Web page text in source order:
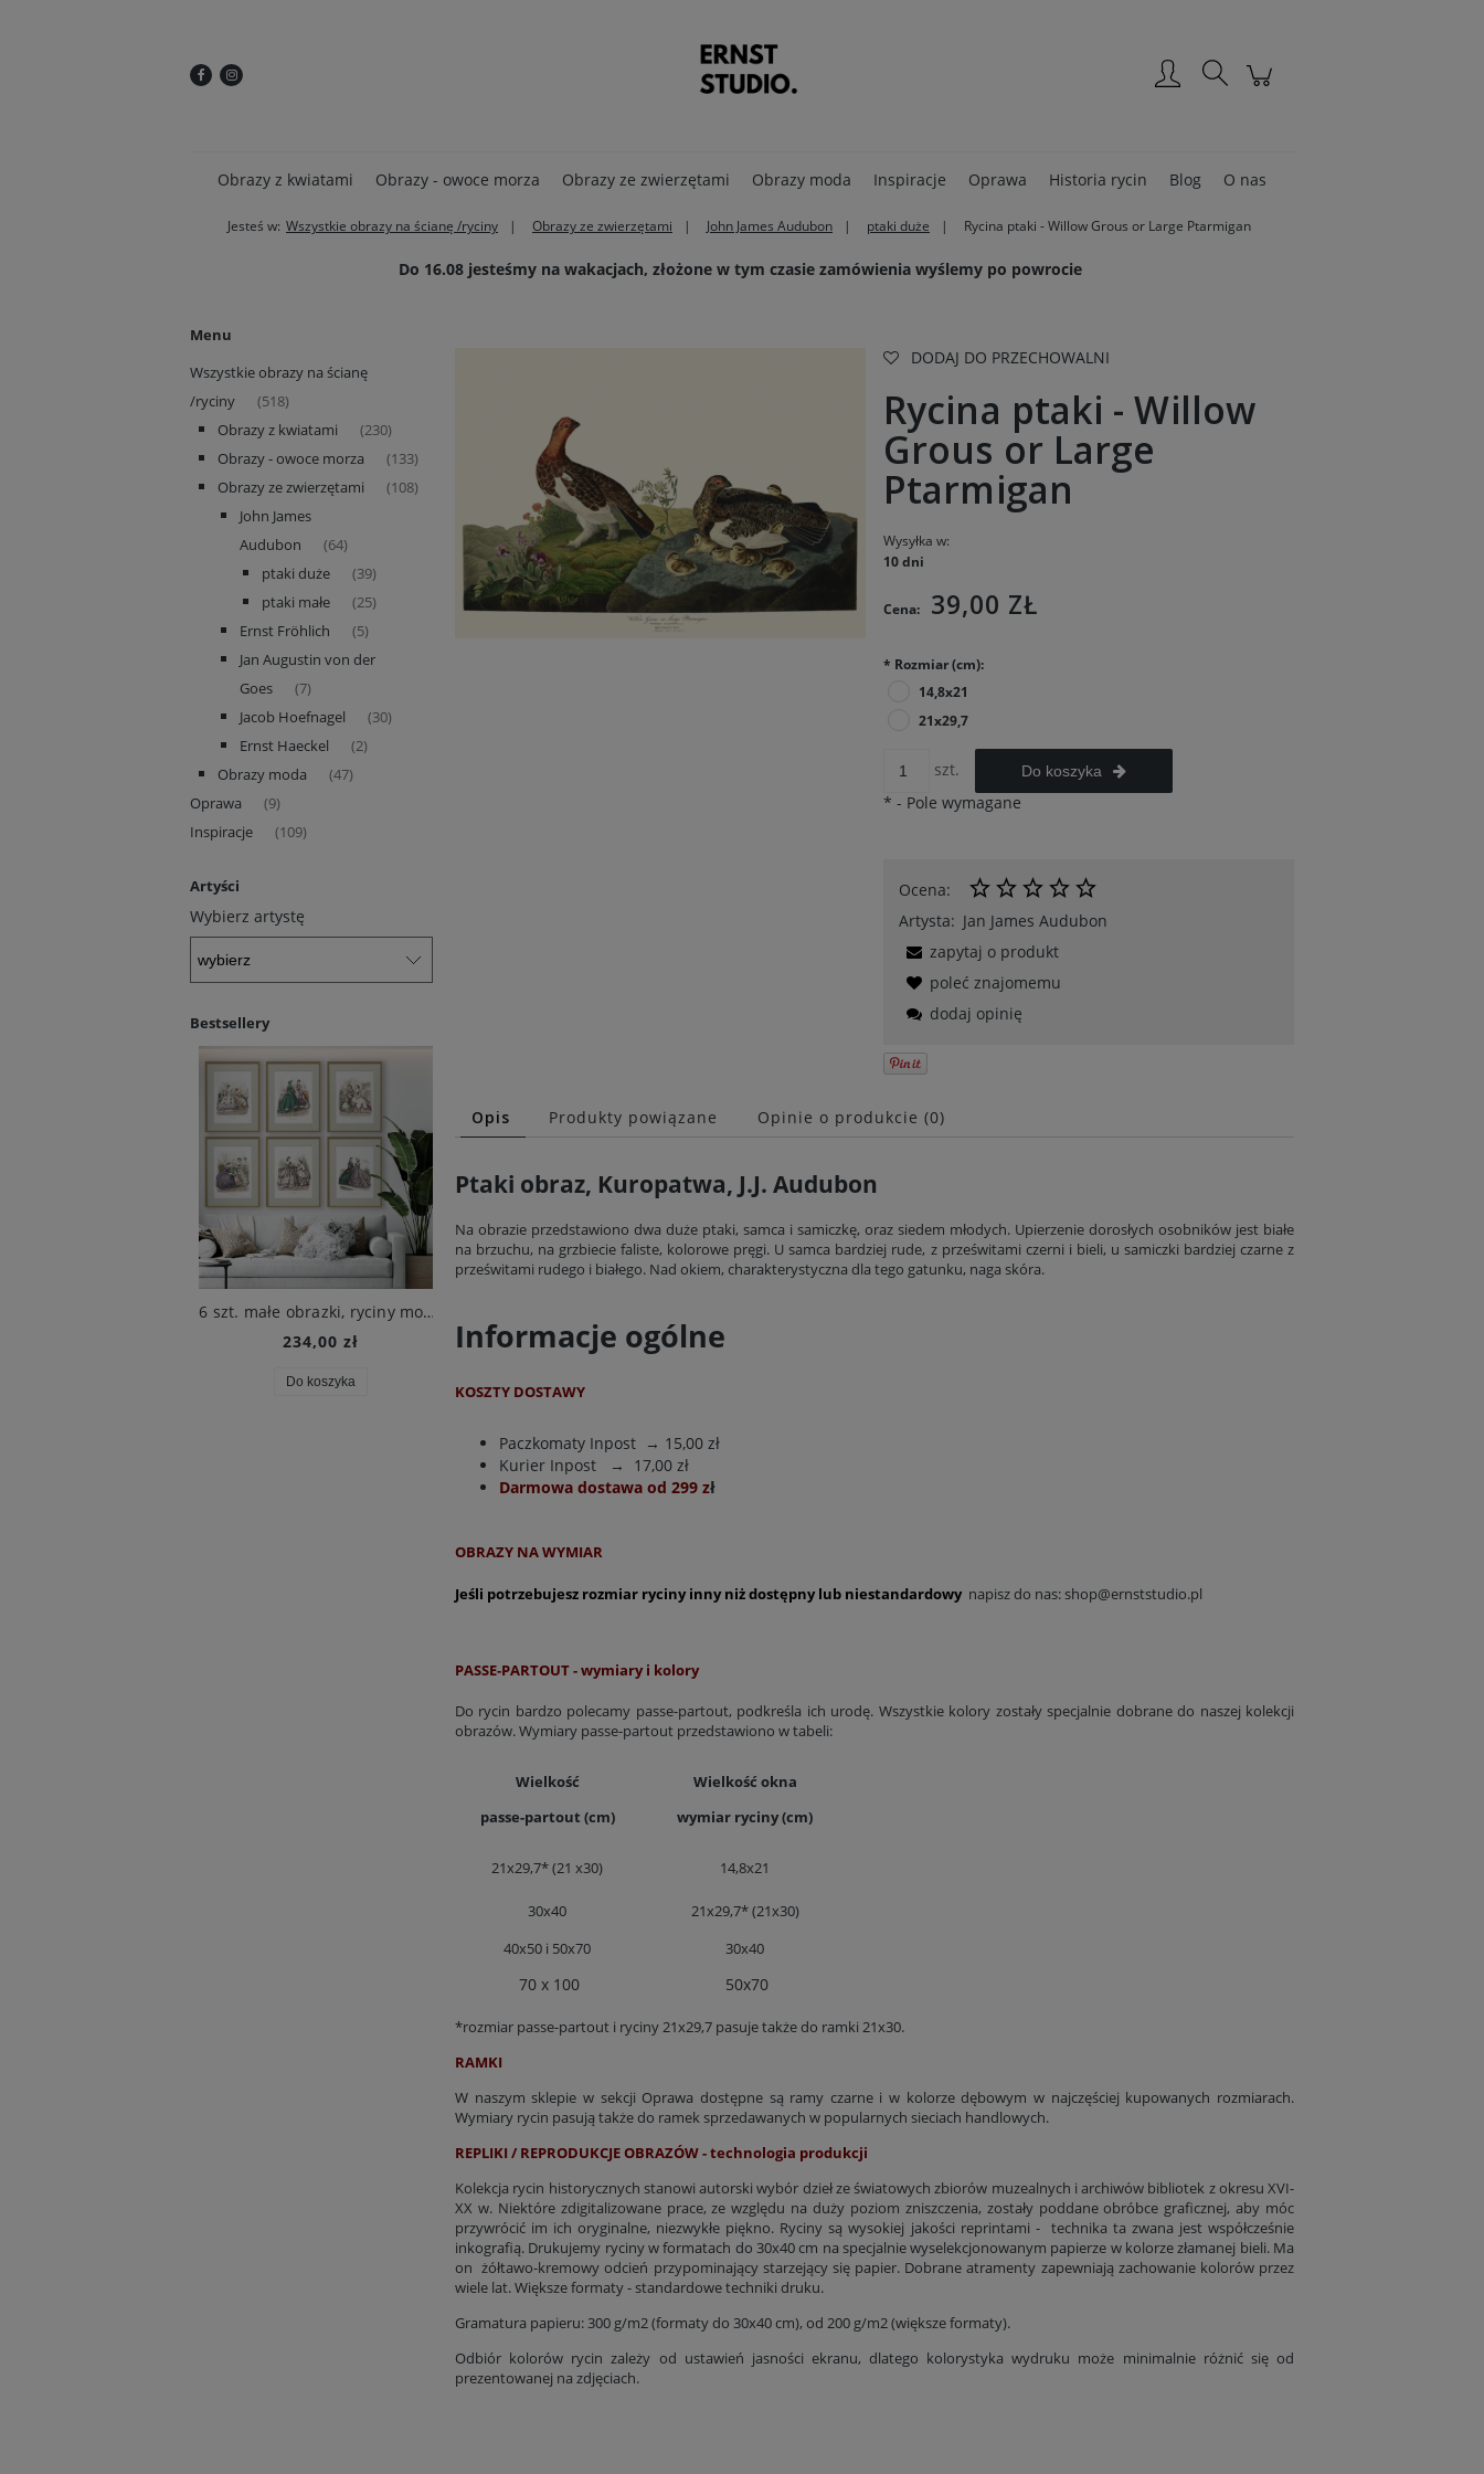
Obrazy z kwiatami Obrazy - owoce morza Obrazy ze zwierzętami Obrazy moda Inspiracje Oprawa Historia rycin Blog O nas
Jesteś w: Wszystkie obrazy na ścianę /ryciny Obrazy ze zwierzętami John James Audubon ptaki duże Rycina ptaki - Willow Grous or Large Ptarmigan
Do 16.08 jesteśmy na wakacjach, złożone w tym czasie zamówienia wyślemy po powrocie
Menu
Wszystkie obrazy na ścianę
/ryciny
(518)
Obrazy z kwiatami (230)
Obrazy - owoce morza (133)
Obrazy ze zwierzętami (108)
John James
Audubon
(64)
ptaki duże (39)
ptaki małe (25)
Ernst Fröhlich (5)
Jan Augustin von der
Goes
(7)
Jacob Hoefnagel (30)
Ernst Haeckel (2)
Obrazy moda (47)
Oprawa (9)
Inspiracje (109)
Artyści
Wybierz artystę
Bestsellery
6 szt. małe obrazki, ryciny modowe, XIX w., Beilage zur Victoria
234,00 zł
Do koszyka
296,40 zł
DODAJ DO PRZECHOWALNI
Rycina ptaki - Willow
Grous or Large
Ptarmigan
Wysyłka w:
10 dni
Cena: 39,00 ZŁ
* Rozmiar (cm):
14,8x21
21x29,7
szt. Do koszyka
* - Pole wymagane
Ocena:
Artysta: Jan James Audubon
zapytaj o produkt
poleć znajomemu
dodaj opinię
Opis Produkty powiązane Opinie o produkcie (0)
Ptaki obraz, Kuropatwa, J.J. Audubon
Na obrazie przedstawiono dwa duże ptaki, samca i samiczkę, oraz siedem młodych. Upierzenie dorosłych osobników jest białe
na brzuchu, na grzbiecie faliste, kolorowe pręgi. U samca bardziej rude, z prześwitami czerni i bieli, u samiczki bardziej czarne z
prześwitami rudego i białego. Nad okiem, charakterystyczna dla tego gatunku, naga skóra.
Informacje ogólne
KOSZTY DOSTAWY
Paczkomaty Inpost → 15,00 zł
Kurier Inpost → 17,00 zł
Darmowa dostawa od 299 zł
OBRAZY NA WYMIAR
Jeśli potrzebujesz rozmiar ryciny inny niż dostępny lub niestandardowy napisz do nas:shop@ernststudio.pl
PASSE-PARTOUT - wymiary i kolory
Do rycin bardzo polecamy passe-partout, podkreśla ich urodę. Wszystkie kolory zostały specjalnie dobrane do naszej kolekcji
obrazów. Wymiary passe-partout przedstawiono w tabeli:
Wielkość
passe-partout (cm)
Wielkość okna
wymiar ryciny (cm)
21x29,7* (21 x30) 14,8x21
30x40
21x29,7* (21x30)
40x50 i 50x70
30x40
70 x 100 50x70
*rozmiar passe-partout i ryciny 21x29,7 pasuje także do ramki 21x30.
RAMKI
W naszym sklepie w sekcji Oprawa dostępne są ramy czarne i w kolorze dębowym w najczęściej kupowanych rozmiarach.
Wymiary rycin pasują także do ramek sprzedawanych w popularnych sieciach handlowych.
REPLIKI / REPRODUKCJE OBRAZÓW - technologia produkcji
Kolekcja rycin historycznych stanowi autorski wybór dzieł ze światowych zbiorów muzealnych i archiwów bibliotek z okresu XVI-
XX w. Niektóre zdigitalizowane prace, ze względu na duży poziom zniszczenia, zostały poddane obróbce graficznej, aby móc
przywrócić im ich oryginalne, niezwykłe piękno. Ryciny są wysokiej jakości reprintami - technika ta zwana jest współcześnie
inkografią. Drukujemy ryciny w formatach do 30x40 cm na specjalnie wyselekcjonowanym papierze w kolorze złamanej bieli. Ma
on żółtawo-kremowy odcień przypominający starzejący się papier. Dobrane atramenty zapewniają zachowanie kolorów przez
wiele lat. Większe formaty - standardowe techniki druku.
Gramatura papieru: 300 g/m2 (formaty do 30x40 cm), od 200 g/m2 (większe formaty).
Odbiór kolorów rycin zależy od ustawień jasności ekranu, dlatego kolorystyka wydruku może minimalnie różnić się od
prezentowanej na zdjęciach.